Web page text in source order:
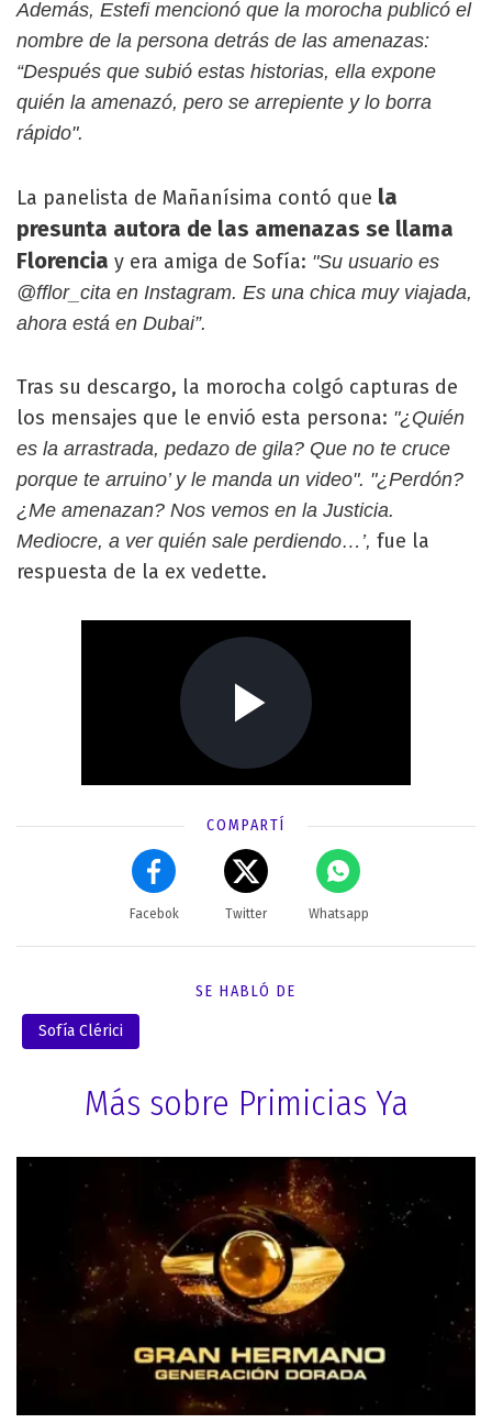
Además, Estefi mencionó que la morocha publicó el
nombre de la persona detrás de las amenazas:
“Después que subió estas historias, ella expone
quién la amenazó, pero se arrepiente y lo borra
rápido".
La panelista de Mañanísima contó que la
presunta autora de las amenazas se llama
Florencia y era amiga de Sofía: "Su usuario es
@fflor_cita en Instagram. Es una chica muy viajada,
ahora está en Dubai”.
Tras su descargo, la morocha colgó capturas de
los mensajes que le envió esta persona: "¿Quién
es la arrastrada, pedazo de gila? Que no te cruce
porque te arruino’ y le manda un video". "¿Perdón?
¿Me amenazan? Nos vemos en la Justicia.
Mediocre, a ver quién sale perdiendo…’, fue la
respuesta de la ex vedette.
COMPARTÍ
Facebok Twitter Whatsapp
SE HABLÓ DE
Sofía Clérici
Más sobre Primicias Ya